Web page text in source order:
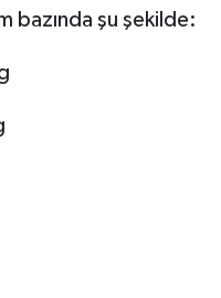
bazında şu şekilde: